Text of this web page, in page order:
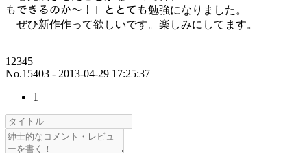
もできるのか～！」ととても勉強になりました。
ぜひ新作作って欲しいです。楽しみにしてます。
12345
No.15403 - 2013-04-29 17:25:37
1